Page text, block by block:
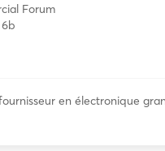
Forum
en électronique